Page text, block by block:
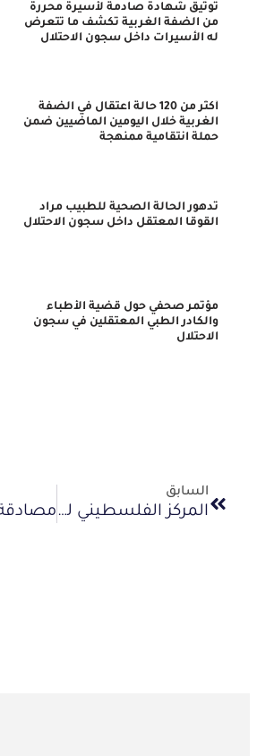
توثيق شهادة صادمة لأسيرة محررة
من الضفة الغربية تكشف ما تتعرض
له الأسيرات داخل سجون الاحتلال
أكثر من 120 حالة اعتقال في الضفة
الغربية خلال اليومين الماضيين ضمن
حملة انتقامية ممنهجة
تدهور الحالة الصحية للطبيب مراد
القوقا المعتقل داخل سجون الاحتلال
مؤتمر صحفي حول قضية الأطباء
والكادر الطبي المعتقلين في سجون
الاحتلال
السابق
المركز الفلسطيني للدفاع عن الأسرى يستنكر مصادقة الكنيست على قانون إعدام أسرى غزة ومنع الإفراج عنهم